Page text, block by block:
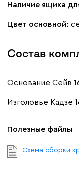
Наличие ящика
Цвет основной:
Состав
Основание Сейв
Изголовье Кадзе
Полезные файлы
Схема сборки